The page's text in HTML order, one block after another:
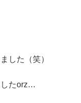
した（笑）
たorz…